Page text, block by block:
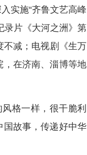
实施“齐鲁文艺高峰
录片《大河之洲》第
不减；电视剧《生万
，在济南、淄博等地
格一样，很干脆利
国故事，传递好中华